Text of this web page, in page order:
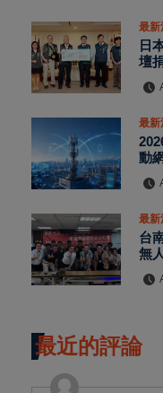
最新
日
壇
最新
動
最新
台
無
最近的評論